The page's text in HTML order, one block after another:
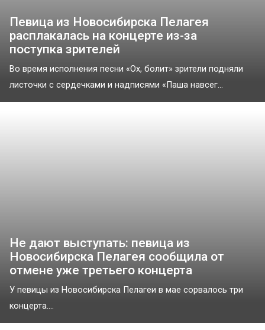
Певица из Новосибирска Пелагея
расплакалась на концерте из-за
поступка зрителей
Во время исполнения песни «Ох, болит» зрители подняли
листочки с сердечками и надписями «Паша навсег...
Не дают выступать: певица из
Новосибирска Пелагея сообщила от
отмене уже третьего концерта
У певицы из Новосибирска Пелагеи в мае сорвалось три
концерта....